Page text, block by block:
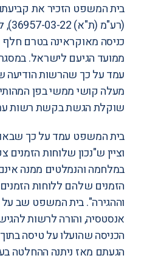
בית המשפט הזכיר את
(רע"מ (ת"א) 36957-03-22
),
ממועד הגיעם לישראל.
עמד על כך שהרשות הודיעה
מעלה קושי ממשי בפן המהותי
שוקלת הגשת בקשת רשות
בית המשפט עמד על כך
וציין ש"נכון שלוחות
במלחמה והנמלטים ממנה
הזמנים שלהם ללוחות
וההגירה". בית המשפט שב על
אנסטסיה, והורה לרשות
הגעתם מאז ניתנה ההחלטה